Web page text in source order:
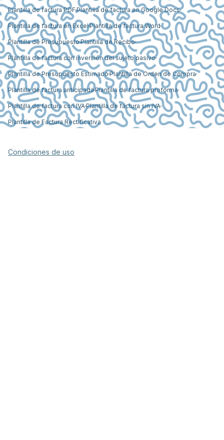
Plantilla de factura PDFPlantilla de factura en Google Docs
Plantilla de factura en ExcelPlantilla de factura Word
Plantilla de PresupuestoPlantilla de Recibo
Plantilla de factura con inversión del sujeto pasivo
Plantilla de Presupuesto EstimadoPlantilla de Orden de Compra
Plantilla de factura anticipadaPlantilla de factura proforma
Plantilla de factura con IVA Plantilla de factura sin IVA
Plantilla de Factura Rectificativa
Condiciones de uso